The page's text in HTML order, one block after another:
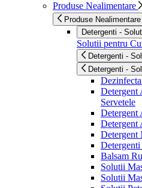
Produse Nealimentare
Produse Nealimentare
Detergenti -
Solutii pentru
Detergenti -
Detergenti -
Detergent
Servetele
Detergent
Detergent
Detergent
Balsam
Solutii
Solutii